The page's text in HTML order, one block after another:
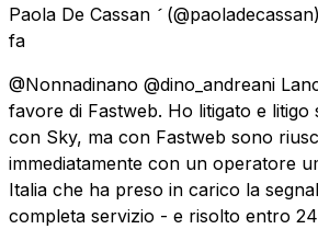
Paola De Cassan 
fa
@Nonnadinano @dino_andreani
favore di Fastweb. Ho litigato e litigo
con Sky, ma con Fastweb sono
immediatamente con un operatore
Italia che ha preso in carico la
completa servizio - e risolto entro